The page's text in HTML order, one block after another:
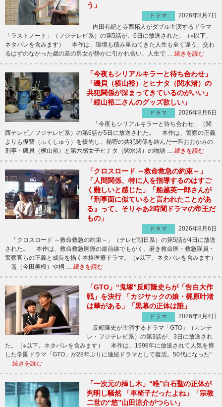
う」
ドラマ
2026年8月7日
内田有紀と寺西拓人がダブル主演するドラマ
「ラストノート」（フジテレビ系）の第5話が、6日に放送された。（※以下、
ネタバレを含みます） 本作は、環境も積み重ねてきた人生も全く違う、交わ
るはずのなかった歳の差の男女が静かに引かれ合い、人生で … 続きを読む
「今夜もシリアルキラーと待ち合わせ」
「磯貝（横山裕）とヒナタ（関水渚）の
共犯関係が深まってきているのがいい」
「縦山裕二さんのグッズ欲しい」
ドラマ
2026年8月6日
「今夜もシリアルキラーと待ち合わせ」（関
西テレビ／フジテレビ系）の第6話が5日に放送された。 本作は、警察の正義
よりも復讐（ふくしゅう）を優先し、秘密の共犯関係を結んだ一匹おおかみの
刑事・磯貝（横山裕）と第六感女子ヒナタ（関水渚）の物語 … 続きを読む
「クロスロード ～救命救急の約束～」
「人間関係、特に人を指導するのはすご
く難しいと感じた」「船越英一郎さんが
『刑事面に似ていると言われたことがあ
る』って、そりゃあ2時間ドラマの帝王だ
もの」
ドラマ
2026年8月6日
「クロスロード ～救命救急の約束～」（テレビ朝日系）の第5話が4日に放送
された。 本作は、救命救急医療の最前線でもがく、若き救命医・救急隊員・
警察官らの正義と成長を描く本格医療ドラマ。（※以下、ネタバレを含みます）
遥（今田美桜）や桐 … 続きを読む
「GTO」“鬼塚”反町隆史らが「告白大作
戦」を決行 「カジサックの娘・梶原叶渚
は華がある」「黒幕の正体は誰」
ドラマ
2026年8月4日
反町隆史が主演するドラマ「GTO」（カンテ
レ・フジテレビ系）の第3話が、3日に放送され
た。（※以下、ネタバレを含みます） 本作は、1998年に放送されて人気を博
した学園ドラマ「GTO」が28年ぶりに連続ドラマとして復活。50代になった“
続きを読む
「一次元の挿し木」“唯”白石聖の正体が
判明し騒然 「車椅子だったよね」「宗教
二世の“悠”山田涼介がつらい」